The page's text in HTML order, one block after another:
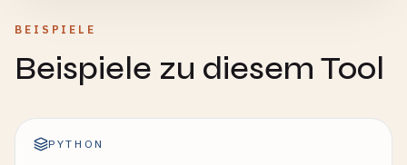
BEISPIELE
Beispiele zu diesem Tool
PYTHON